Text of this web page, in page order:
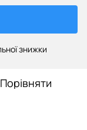
знижки
Порівняти